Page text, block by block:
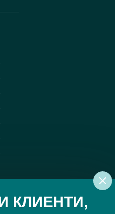
КЛИЕНТИ,
нашите атрактивни